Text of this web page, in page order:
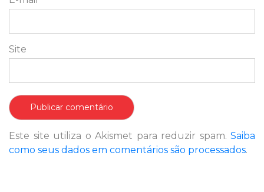
Site
Este site utiliza o Akismet para reduzir spam. Saiba
como seus dados em comentários são processados.